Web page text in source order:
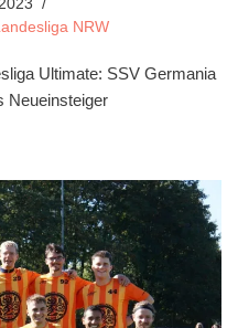
NRW
Ultimate: SSV Germania
Neueinsteiger